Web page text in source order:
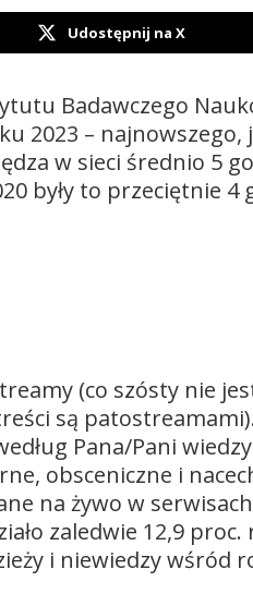
Udostępnij na X
Badawczego
2023 –
w sieci średnio 5
były to przeciętnie
(co szósty nie
są
Pana/Pani
obsceniczne i
na żywo w
zaledwie 12,9
i niewiedzy wśród